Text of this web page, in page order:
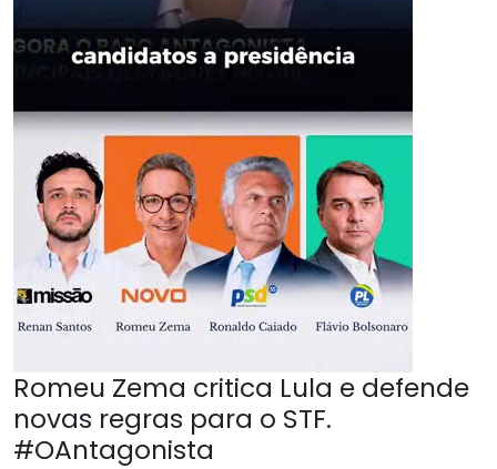
Romeu Zema critica Lula e defende
novas regras para o STF.
#OAntagonista